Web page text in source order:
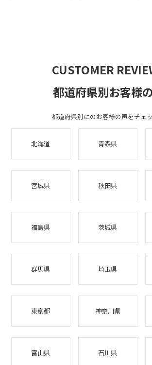
CUSTOMER
都道府県別お客様
都道府県別にのお客様の声をチェ
北海道 青森県
宮城県 秋田県
福島県 茨城県
群馬県 埼玉県
東京都 神奈川県
富山県 石川県